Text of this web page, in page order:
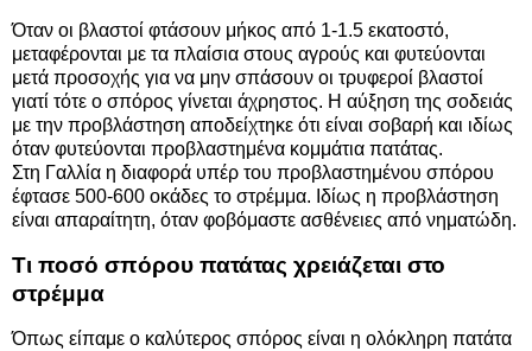
Όταν οι βλαστοί φτάσουν μήκος από 1-1.5 εκατοστό,
μεταφέρονται με τα πλαίσια στους αγρούς και φυτεύονται
μετά προσοχής για να μην σπάσουν οι τρυφεροί βλαστοί
γιατί τότε ο σπόρος γίνεται άχρηστος. Η αύξηση της σοδειάς
με την προβλάστηση αποδείχτηκε ότι είναι σοβαρή και ιδίως
όταν φυτεύονται προβλαστημένα κομμάτια πατάτας.
Στη Γαλλία η διαφορά υπέρ του προβλαστημένου σπόρου
έφτασε 500-600 οκάδες το στρέμμα. Ιδίως η προβλάστηση
είναι απαραίτητη, όταν φοβόμαστε ασθένειες από νηματώδη.
Τι ποσό σπόρου πατάτας χρειάζεται στο
στρέμμα
Όπως είπαμε ο καλύτερος σπόρος είναι η ολόκληρη πατάτα